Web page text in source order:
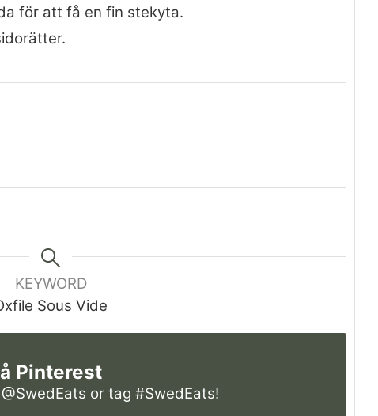
för att få en fin stekyta.
KEYWORD
Sous Vide
Pinterest
@SwedEats or tag#SwedEats!